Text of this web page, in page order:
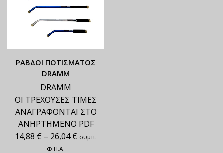
ΡΑΒΔΟΙ ΠΟΤΙΣΜΑΤΟΣ
DRAMM
DRAMM
ΟΙ ΤΡΕΧΟΥΣΕΣ ΤΙΜΕΣ
ΑΝΑΓΡΑΦΟΝΤΑΙ ΣΤΟ
ΑΝΗΡΤΗΜΕΝΟ PDF
14,88 € – 26,04€ συμπ.
Φ.Π.Α.